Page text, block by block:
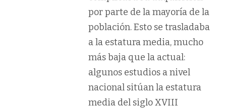
por parte de la mayoría de la
población. Esto se trasladaba
a la estatura media, mucho
más baja que la actual:
algunos estudios a nivel
nacional sitúan la estatura
media del siglo XVIII